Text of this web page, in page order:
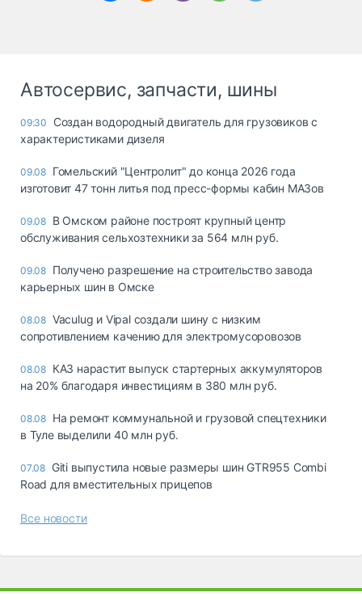
Автосервис, запчасти, шины
09:30
Создан водородный двигатель для грузовиков с
характеристиками дизеля
09.08 Гомельский "Центролит" до конца 2026 года
изготовит 47 тонн литья под пресс-формы кабин МАЗов
09.08 В Омском районе построят крупный центр
обслуживания сельхозтехники за 564 млн руб.
09.08 Получено разрешение на строительство завода
карьерных шин в Омске
08.08 Vaculug и Vipal создали шину с низким
сопротивлением качению для электромусоровозов
08.08 КАЗ нарастит выпуск стартерных аккумуляторов
на 20% благодаря инвестициям в 380 млн руб.
08.08 На ремонт коммунальной и грузовой спецтехники
в Туле выделили 40 млн руб.
07.08 Giti выпустила новые размеры шин GTR955 Combi
Road для вместительных прицепов
Все новости